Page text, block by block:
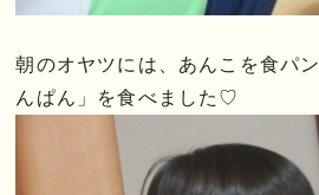
朝のオヤツには、あんこを食パ
んぱん」を食べました♡